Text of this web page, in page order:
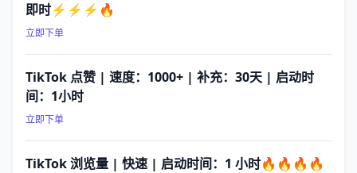
即时⚡⚡⚡🔥
立即下单
TikTok 点赞 | 速度：1000+ | 补充：30天 | 启动时
间：1小时
立即下单
TikTok 浏览量 | 快速 | 启动时间：1 小时🔥🔥🔥🔥